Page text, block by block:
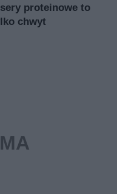
proteinowe to
chwyt